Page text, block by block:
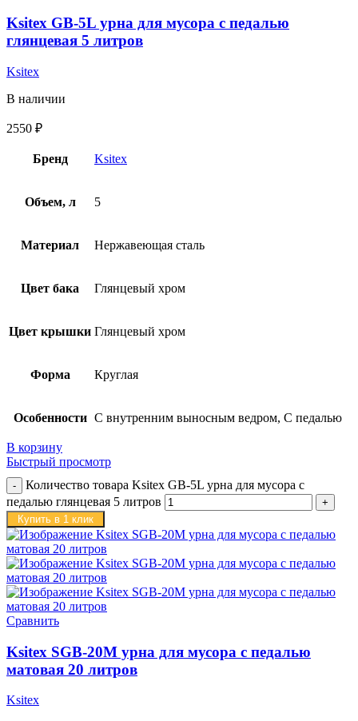
Ksitex GB-5L урна для мусора с педалью
глянцевая 5 литров
Ksitex
В наличии
2550 ₽
Бренд Ksitex
Объем, л 5
Материал Нержавеющая сталь
Цвет бака Глянцевый хром
Цвет крышки Глянцевый хром
Форма Круглая
Особенности С внутренним выносным ведром, С педалью
В корзину
Быстрый просмотр
Количество товара Ksitex GB-5L урна для мусора с
педалью глянцевая 5 литров
Купить в 1 клик
Сравнить
Ksitex SGB-20M урна для мусора с педалью
матовая 20 литров
Ksitex